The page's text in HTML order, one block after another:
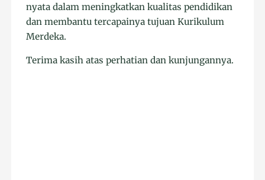
nyata dalam meningkatkan kualitas pendidikan
dan membantu tercapainya tujuan Kurikulum
Merdeka.
Terima kasih atas perhatian dan kunjungannya.